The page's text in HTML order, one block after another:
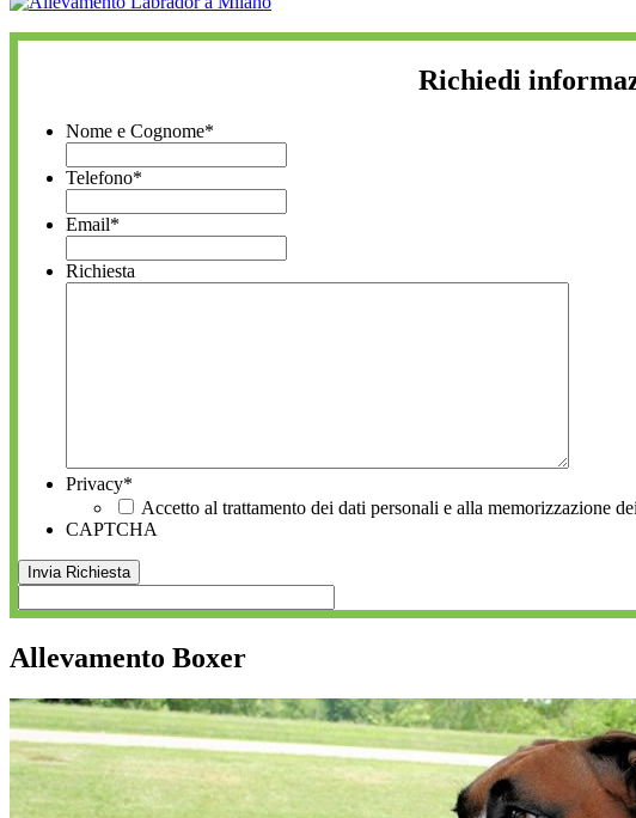
Richiedi
Nome e Cognome*
Telefono*
Email*
Richiesta
Privacy*
Accetto al trattamento dei dati personali e alla memorizzazione
CAPTCHA
Allevamento Boxer